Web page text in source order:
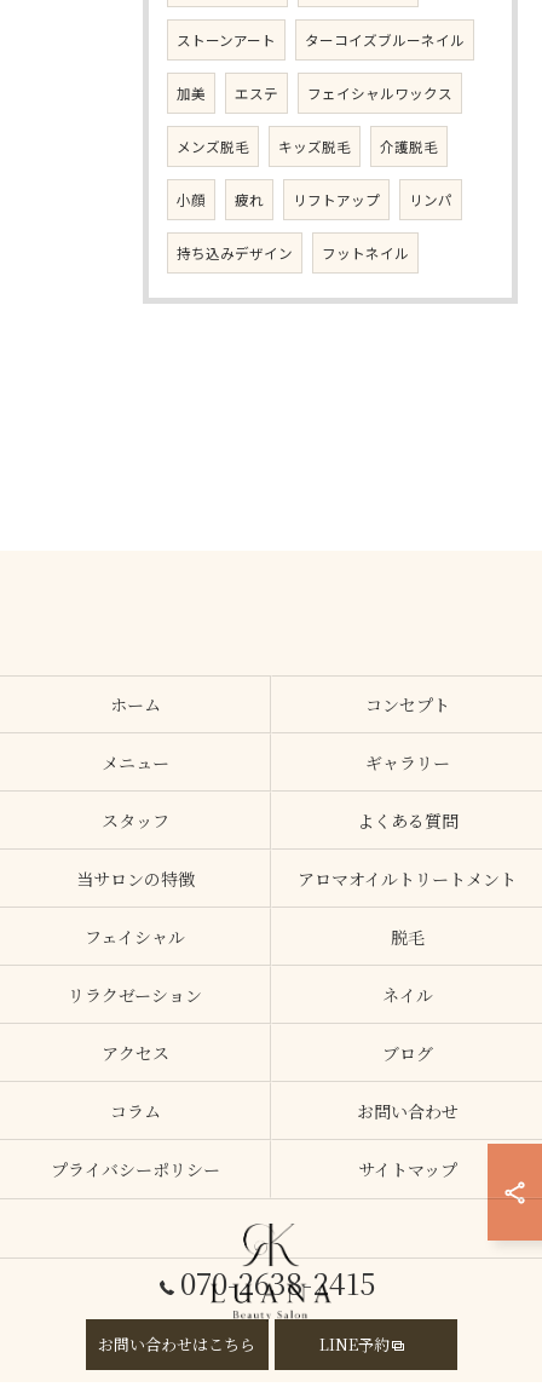
ストーンアート ターコイズブルーネイル
加美 エステ フェイシャルワックス
メンズ脱毛 キッズ脱毛 介護脱毛
小顔 疲れ リフトアップ リンパ
持ち込みデザイン フットネイル
070-2638-2415
お問い合わせはこちら LINE予約
ホーム コンセプト
メニュー ギャラリー
スタッフ よくある質問
当サロンの特徴 アロマオイルトリートメント
フェイシャル 脱毛
リラクゼーション ネイル
アクセス ブログ
コラム お問い合わせ
プライバシーポリシー サイトマップ
© 2026 大阪府加美のエステならLUANA ALL RIGHTS RESERVED.